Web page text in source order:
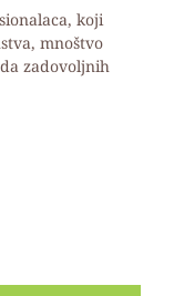
koji
mnoštvo
zadovoljnih